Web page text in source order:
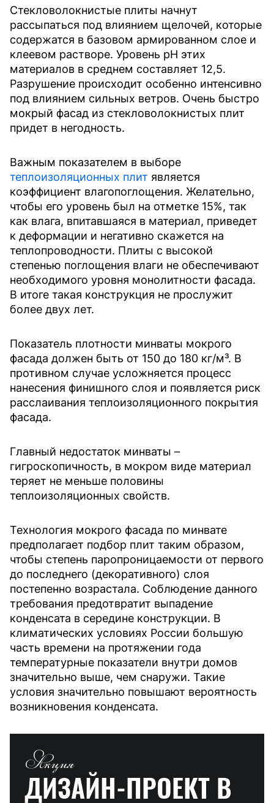
Стекловолокнистые плиты начнут
рассыпаться под влиянием щелочей, которые
содержатся в базовом армированном слое и
клеевом растворе. Уровень pH этих
материалов в среднем составляет 12,5.
Разрушение происходит особенно интенсивно
под влиянием сильных ветров. Очень быстро
мокрый фасад из стекловолокнистых плит
придет в негодность.
Важным показателем в выборе
теплоизоляционных плит является
коэффициент влагопоглощения. Желательно,
чтобы его уровень был на отметке 15%, так
как влага, впитавшаяся в материал, приведет
к деформации и негативно скажется на
теплопроводности. Плиты с высокой
степенью поглощения влаги не обеспечивают
необходимого уровня монолитности фасада.
В итоге такая конструкция не прослужит
более двух лет.
Показатель плотности минваты мокрого
фасада должен быть от 150 до 180 кг/м³. В
противном случае усложняется процесс
нанесения финишного слоя и появляется риск
расслаивания теплоизоляционного покрытия
фасада.
Главный недостаток минваты –
гигроскопичность, в мокром виде материал
теряет не меньше половины
теплоизоляционных свойств.
Технология мокрого фасада по минвате
предполагает подбор плит таким образом,
чтобы степень паропроницаемости от первого
до последнего (декоративного) слоя
постепенно возрастала. Соблюдение данного
требования предотвратит выпадение
конденсата в середине конструкции. В
климатических условиях России большую
часть времени на протяжении года
температурные показатели внутри домов
значительно выше, чем снаружи. Такие
условия значительно повышают вероятность
возникновения конденсата.
Акция
ДИЗАЙН-ПРОЕКТ В